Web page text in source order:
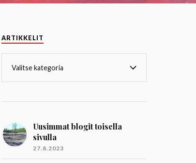
ARTIKKELIT
Uusimmat blogit toisella
sivulla
27.8.2023